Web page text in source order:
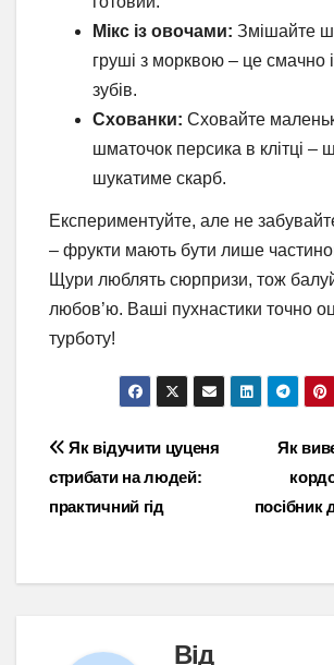
Мікс із овочами: Змішайте
груші з морквою – це смачно
зубів.
Схованки: Сховайте
шматочок персика в клітці –
шукатиме скарб.
Експериментуйте, але не
– фрукти мають бути лише
Щури люблять сюрпризи, тож
любов’ю. Ваші пухнастики точно
турботу!
Навігація
записів
Як
посібник
Як відучити цуценя
стрибати на людей:
практичний гід
Від